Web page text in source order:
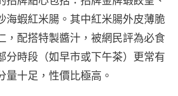
海蝦紅米腸。其中紅米腸外皮薄脆
，配搭特製醬汁，被網民評為必食
分時段（如早市或下午茶）更常有
量十足，性價比極高。